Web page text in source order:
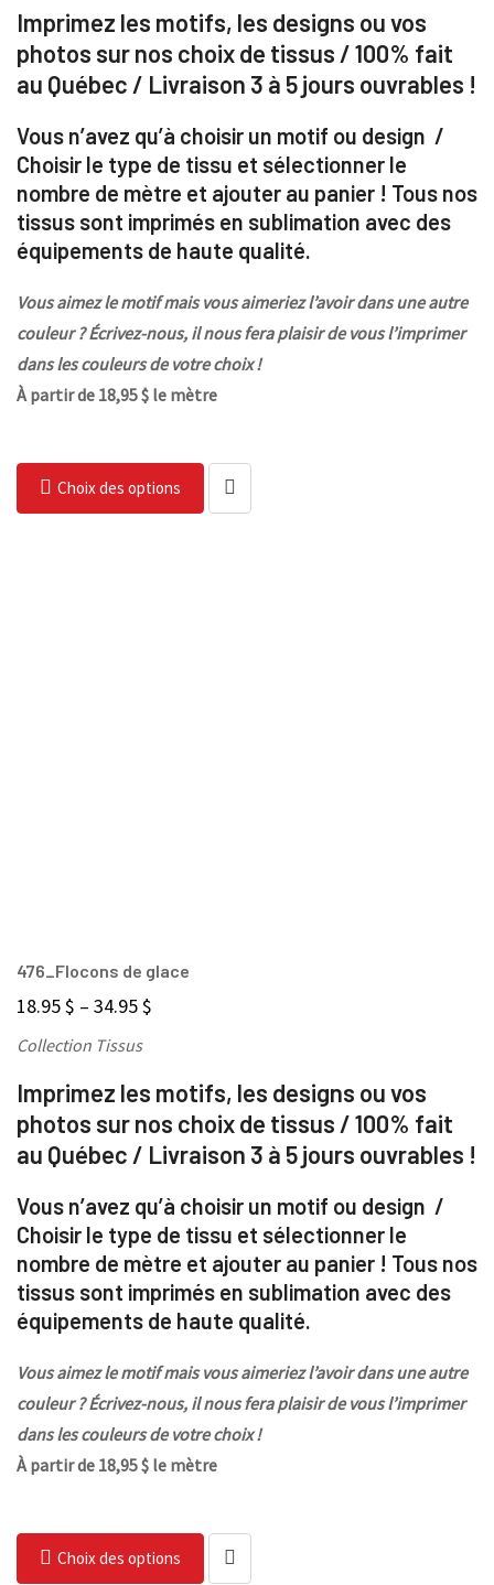
Imprimez les motifs, les designs ou vos
photos sur nos choix de tissus / 100% fait
au Québec / Livraison 3 à 5 jours ouvrables !
Vous n’avez qu’à choisir un motif ou design /
Choisir le type de tissu et sélectionner le
nombre de mètre et ajouter au panier ! Tous nos
tissus sont imprimés en sublimation avec des
équipements de haute qualité.
Vous aimez le motif mais vous aimeriez l’avoir dans une autre
couleur ? Écrivez-nous, il nous fera plaisir de vous l’imprimer
dans les couleurs de votre choix !
À partir de 18,95 $ le mètre
Choix des options
476_Flocons de glace
18.95$ – 34.95$
Collection Tissus
Imprimez les motifs, les designs ou vos
photos sur nos choix de tissus / 100% fait
au Québec / Livraison 3 à 5 jours ouvrables !
Vous n’avez qu’à choisir un motif ou design /
Choisir le type de tissu et sélectionner le
nombre de mètre et ajouter au panier ! Tous nos
tissus sont imprimés en sublimation avec des
équipements de haute qualité.
Vous aimez le motif mais vous aimeriez l’avoir dans une autre
couleur ? Écrivez-nous, il nous fera plaisir de vous l’imprimer
dans les couleurs de votre choix !
À partir de 18,95 $ le mètre
Choix des options